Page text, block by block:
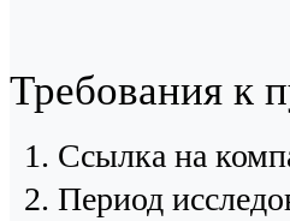
Требования к
Cсылка на
Период